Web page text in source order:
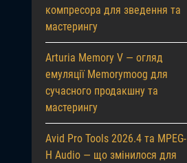
компресора для зведення та
мастерингу
Arturia Memory V — огляд
емуляції Memorymoog для
сучасного продакшну та
мастерингу
Avid Pro Tools 2026.4 та MPEG-
H Audio — що змінилося для